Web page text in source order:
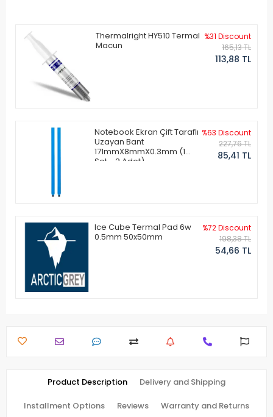
Thermalright HY510 Termal
Macun
%31 Discount
165,13 TL
113,88 TL
Notebook Ekran Çift Taraflı
Uzayan Bant
171mmX8mmX0.3mm (1
Set - 2 Adet)
%63 Discount
227,76 TL
85,41 TL
Ice Cube Termal Pad 6w
0.5mm 50x50mm
%72 Discount
198,38 TL
54,66 TL
Product Description Delivery and Shipping
Installment Options Reviews Warranty and Returns